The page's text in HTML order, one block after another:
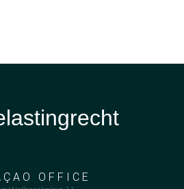
OFFICE